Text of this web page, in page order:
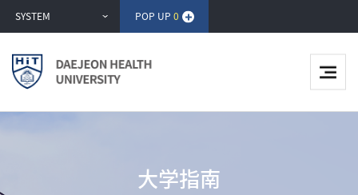
SYSTEM POP UP 0
大学指南